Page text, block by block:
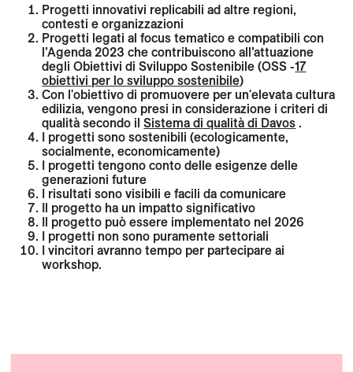
Progetti innovativi replicabili ad altre regioni,
contesti e organizzazioni
Progetti legati al focus tematico e compatibili con
l’Agenda 2023 che contribuiscono all’attuazione
degli Obiettivi di Sviluppo Sostenibile (OSS -17
obiettivi per lo sviluppo sostenibile)
Con l'obiettivo di promuovere per un'elevata cultura
edilizia, vengono presi in considerazione i criteri di
qualità secondo ilSistema di qualità di Davos .
I progetti sono sostenibili (ecologicamente,
socialmente, economicamente)
I progetti tengono conto delle esigenze delle
generazioni future
I risultati sono visibili e facili da comunicare
Il progetto ha un impatto significativo
Il progetto può essere implementato nel 2026
I progetti non sono puramente settoriali
I vincitori avranno tempo per partecipare ai
workshop.